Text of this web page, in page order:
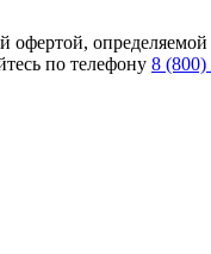
офертой,
по телефону 8 (800)